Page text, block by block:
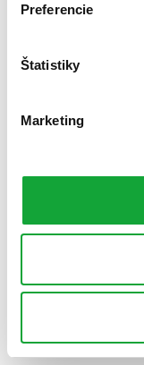
Preferencie
Štatistiky
Marketing